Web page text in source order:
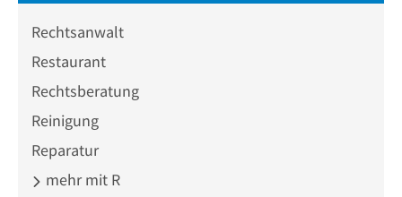
Rechtsanwalt
Restaurant
Rechtsberatung
Reinigung
Reparatur
mehr mit R